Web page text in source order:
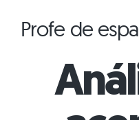
Profe de